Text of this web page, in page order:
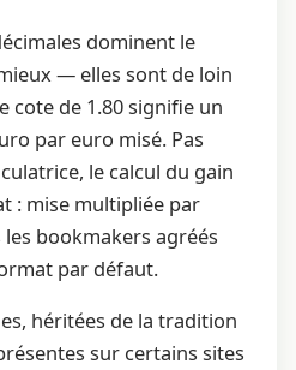
dominent le
— elles sont de loin
cote de 1.80 signifie un
par euro misé. Pas
le calcul du gain
: mise multipliée par
bookmakers agréés
par défaut.
héritées de la tradition
sur certains sites